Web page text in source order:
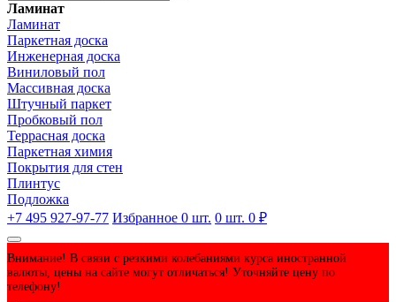
Ламинат
Ламинат
Паркетная доска
Инженерная доска
Виниловый пол
Массивная доска
Штучный паркет
Пробковый пол
Террасная доска
Паркетная химия
Покрытия для стен
Плинтус
Подложка
+7 495 927-97-77 Избранное 0 шт. 0 шт. 0 ₽
Внимание! В связи с резкими колебаниями курса иностранной
валюты, цены на сайте могут отличаться! Уточняйте цену по
телефону!